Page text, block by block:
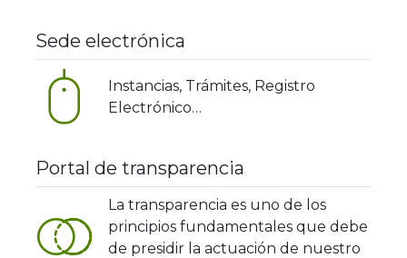
Sede electrónica
Instancias, Trámites, Registro
Electrónico…
Portal de transparencia
La transparencia es uno de los
principios fundamentales que debe
de presidir la actuación de nuestro